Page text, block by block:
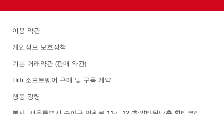
이용 약관
개인정보 보호정책
기본 거래약관 (판매 약관)
Hilti 소프트웨어 구매 및 구독 계약
행동 강령
본사: 서울특별시 송파구 법원로 11길 12 (한양타워) 7층 힐티코리